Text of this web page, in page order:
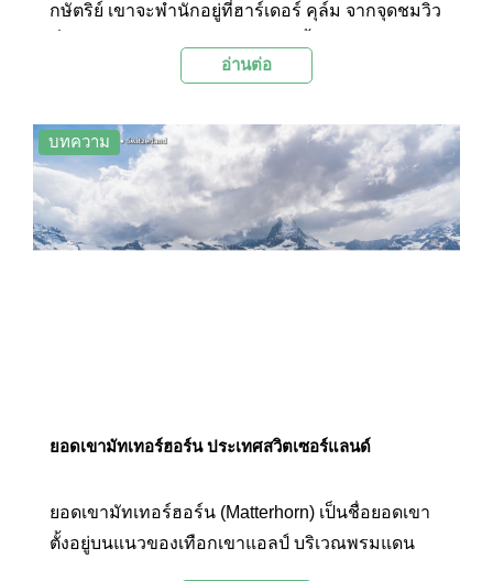
กษัตริย์ เขาจะพำนักอยู่ที่ฮาร์เดอร์ คุล์ม จากจุดชมวิว
ลงมายังทะเลสาบ Brienz และทะเลสาบ Thun อย่าง
Jungfrau” เป็นการเปรียบเปรยถึงความงามและเสน่ห์
ของยอดเขาฮาร์เดอร์ คุล์ม ได้อย่างไม่เกินจริงนัก
อ่านต่อ
บทความ
ยอดเขามัทเทอร์ฮอร์น ประเทศสวิตเซอร์แลนด์
ยอดเขามัทเทอร์ฮอร์น (Matterhorn) เป็นชื่อยอดเขา
ตั้งอยู่บนแนวของเทือกเขาแอลป์ บริเวณพรมแดน